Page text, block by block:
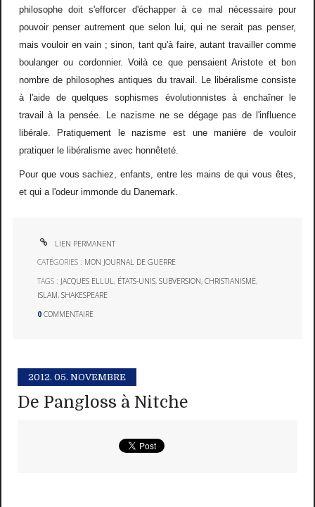
philosophe doit s'efforcer d'échapper à ce mal nécessaire pour
pouvoir penser autrement que selon lui, qui ne serait pas penser,
mais vouloir en vain ; sinon, tant qu'à faire, autant travailler comme
boulanger ou cordonnier. Voilà ce que pensaient Aristote et bon
nombre de philosophes antiques du travail. Le libéralisme consiste
à l'aide de quelques sophismes évolutionnistes à enchaîner le
travail à la pensée. Le nazisme ne se dégage pas de l'influence
libérale. Pratiquement le nazisme est une manière de vouloir
pratiquer le libéralisme avec honnêteté.
Pour que vous sachiez, enfants, entre les mains de qui vous êtes,
et qui a l'odeur immonde du Danemark.
LIEN PERMANENT
CATÉGORIES : MON JOURNAL DE GUERRE
TAGS : JACQUES ELLUL, ÉTATS-UNIS,SUBVERSION,CHRISTIANISME,
ISLAM,SHAKESPEARE
0 COMMENTAIRE
2012. 05. NOVEMBRE
De Pangloss à Nitche